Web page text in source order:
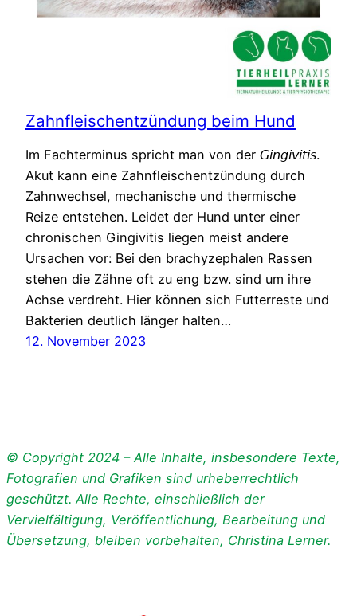
Zahnfleischentzündung beim Hund
Im Fachterminus spricht man von der 𝘎𝘪𝘯𝘨𝘪𝘷𝘪𝘵𝘪𝘴.
Akut kann eine Zahnfleischentzündung durch
Zahnwechsel, mechanische und thermische
Reize entstehen. Leidet der Hund unter einer
chronischen Gingivitis liegen meist andere
Ursachen vor: Bei den brachyzephalen Rassen
stehen die Zähne oft zu eng bzw. sind um ihre
Achse verdreht. Hier können sich Futterreste und
Bakterien deutlich länger halten…
12. November 2023
© Copyright 2024 – Alle Inhalte, insbesondere Texte,
Fotografien und Grafiken sind urheberrechtlich
geschützt. Alle Rechte, einschließlich der
Vervielfältigung, Veröffentlichung, Bearbeitung und
Übersetzung, bleiben vorbehalten, Christina Lerner.